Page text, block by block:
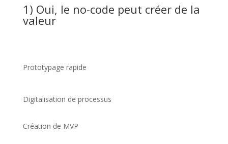
1) Oui, le no-code peut créer de la
valeur
Prototypage rapide
Digitalisation de processus
Création de MVP